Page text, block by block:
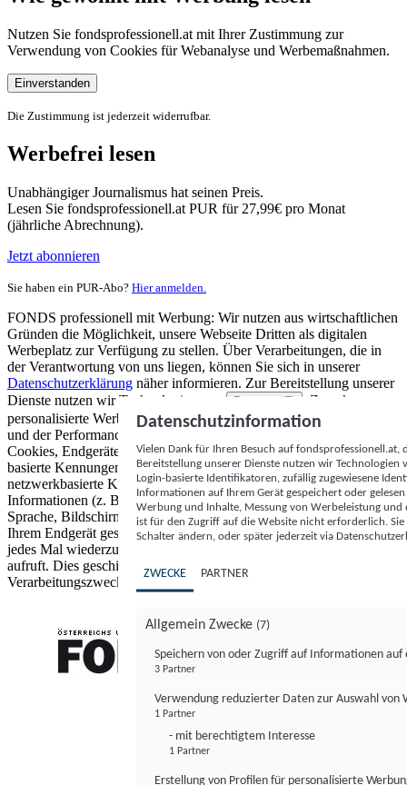
Nutzen Sie fondsprofessionell.at mit Ihrer Zustimmung zur
Verwendung von Cookies für Webanalyse und Werbemaßnahmen.
Einverstanden
Die Zustimmung ist jederzeit widerrufbar.
Werbefrei lesen
Unabhängiger Journalismus hat seinen Preis.
Lesen Sie fondsprofessionell.at PUR für 27,99€ pro Monat
(jährliche Abrechnung).
Jetzt abonnieren
Sie haben ein PUR-Abo? Hier anmelden.
FONDS professionell mit Werbung: Wir nutzen aus wirtschaftlichen
Gründen die Möglichkeit, unsere Webseite Dritten als digitalen
Werbeplatz zur Verfügung zu stellen. Über Verarbeitungen, die in
der Verantwortung von uns liegen, können Sie sich in unserer
Datenschutzerklärung näher informieren. Zur Bereitstellung unserer
Dienste nutzen wir Technologien von
Partnern (5)
. Zwecke:
personalisierte Werbung und Inhalte, Messung von Werbeleistung
und der Performance von Inhalten sowie Zielgruppenforschung.
Cookies, Endgeräte- oder ähnliche Online-Kennungen (z. B. login-
basierte Kennungen, zufällig generierte Kennungen,
netzwerkbasierte Kennungen) können zusammen mit anderen
Informationen (z. B. Browsertyp und Browserinformationen,
Sprache, Bildschirmgröße, unterstützte Technologien usw.) auf
Ihrem Endgerät gespeichert oder von dort ausgelesen werden, um es
jedes Mal wiederzuerkennen, wenn es eine App oder einer Webseite
aufruft. Dies geschieht für einen oder mehrere der hier aufgeführten
Verarbeitungszwecke.
Datenschutzinformation
Vielen Dank für Ihren Besuch auf
Bereitstellung unserer Dienste nutzen wir Technologien
Login-basierte Identifikatoren, zufällig zugewiesene
Informationen auf Ihrem Gerät gespeichert oder
Werbung und Inhalte, Messung von Werbeleistung
ist für den Zugriff auf die Website nicht erforderlich.
Schalter ändern, oder später jederzeit via
ZWECKE PARTNER
Allgemein Zwecke (7)
Speichern von oder Zugriff auf Informationen auf
3 Partner
Verwendung reduzierter Daten zur Auswahl von
1 Partner
- mit berechtigtem Interesse
1 Partner
Erstellung von Profilen für personalisierte
FONDS professionell